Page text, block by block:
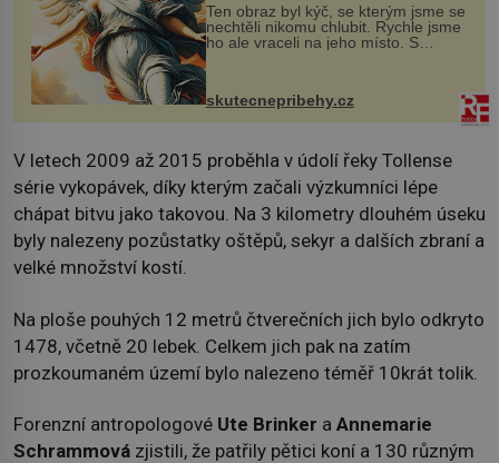
Ten obraz byl kýč, se kterým jsme se
nechtěli nikomu chlubit. Rychle jsme
ho ale vraceli na jeho místo. S
manželem Vaškem jsme si pořídili
chaloupku, takový domek na severu
Čech, kde jsme si naplánova...
skutecnepribehy.cz
V letech 2009 až 2015 proběhla v údolí řeky Tollense
série vykopávek, díky kterým začali výzkumníci lépe
chápat bitvu jako takovou. Na 3 kilometry dlouhém úseku
byly nalezeny pozůstatky oštěpů, sekyr a dalších zbraní a
velké množství kostí.
Na ploše pouhých 12 metrů čtverečních jich bylo odkryto
1478, včetně 20 lebek. Celkem jich pak na zatím
prozkoumaném území bylo nalezeno téměř 10krát tolik.
Forenzní antropologové Ute Brinker a Annemarie
Schrammová zjistili, že patřily pětici koní a 130 různým